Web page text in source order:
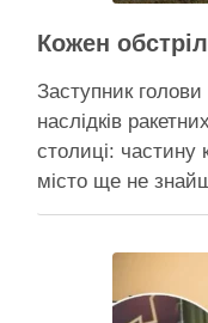
Заступник
наслідків
столиці: частину
місто ще не
казни міста ще
при цьому деякі
містян …